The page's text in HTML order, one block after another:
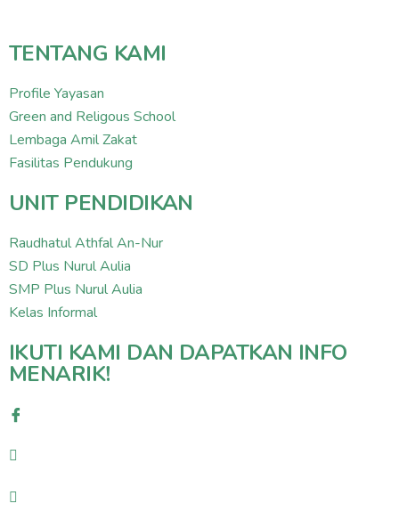
TENTANG KAMI
Profile Yayasan
Green and Religous School
Lembaga Amil Zakat
Fasilitas Pendukung
UNIT PENDIDIKAN
Raudhatul Athfal An-Nur
SD Plus Nurul Aulia
SMP Plus Nurul Aulia
Kelas Informal
IKUTI KAMI DAN DAPATKAN INFO
MENARIK!